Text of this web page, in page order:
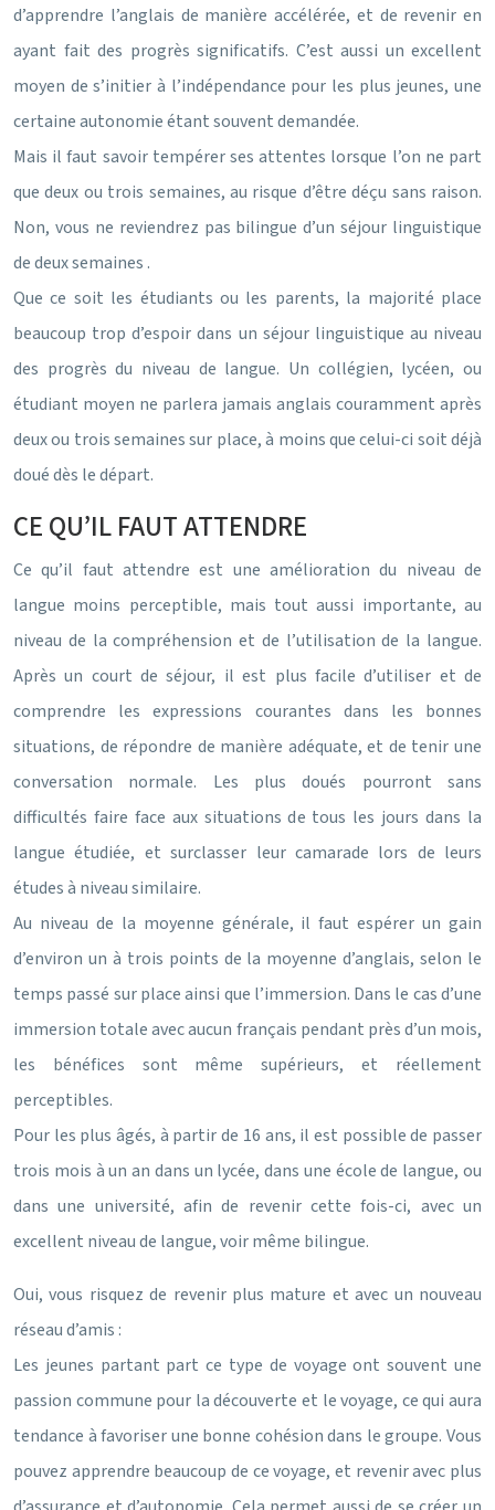
d’apprendre l’anglais de manière accélérée, et de revenir en
ayant fait des progrès significatifs. C’est aussi un excellent
moyen de s’initier à l’indépendance pour les plus jeunes, une
certaine autonomie étant souvent demandée.
Mais il faut savoir tempérer ses attentes lorsque l’on ne part
que deux ou trois semaines, au risque d’être déçu sans raison.
Non, vous ne reviendrez pas bilingue d’un séjour linguistique
de deux semaines .
Que ce soit les étudiants ou les parents, la majorité place
beaucoup trop d’espoir dans un séjour linguistique au niveau
des progrès du niveau de langue. Un collégien, lycéen, ou
étudiant moyen ne parlera jamais anglais couramment après
deux ou trois semaines sur place, à moins que celui-ci soit déjà
doué dès le départ.
CE QU’IL FAUT ATTENDRE
Ce qu’il faut attendre est une amélioration du niveau de
langue moins perceptible, mais tout aussi importante, au
niveau de la compréhension et de l’utilisation de la langue.
Après un court de séjour, il est plus facile d’utiliser et de
comprendre les expressions courantes dans les bonnes
situations, de répondre de manière adéquate, et de tenir une
conversation normale. Les plus doués pourront sans
difficultés faire face aux situations de tous les jours dans la
langue étudiée, et surclasser leur camarade lors de leurs
études à niveau similaire.
Au niveau de la moyenne générale, il faut espérer un gain
d’environ un à trois points de la moyenne d’anglais, selon le
temps passé sur place ainsi que l’immersion. Dans le cas d’une
immersion totale avec aucun français pendant près d’un mois,
les bénéfices sont même supérieurs, et réellement
perceptibles.
Pour les plus âgés, à partir de 16 ans, il est possible de passer
trois mois à un an dans un lycée, dans une école de langue, ou
dans une université, afin de revenir cette fois-ci, avec un
excellent niveau de langue, voir même bilingue.
Oui, vous risquez de revenir plus mature et avec un nouveau
réseau d’amis :
Les jeunes partant part ce type de voyage ont souvent une
passion commune pour la découverte et le voyage, ce qui aura
tendance à favoriser une bonne cohésion dans le groupe. Vous
pouvez apprendre beaucoup de ce voyage, et revenir avec plus